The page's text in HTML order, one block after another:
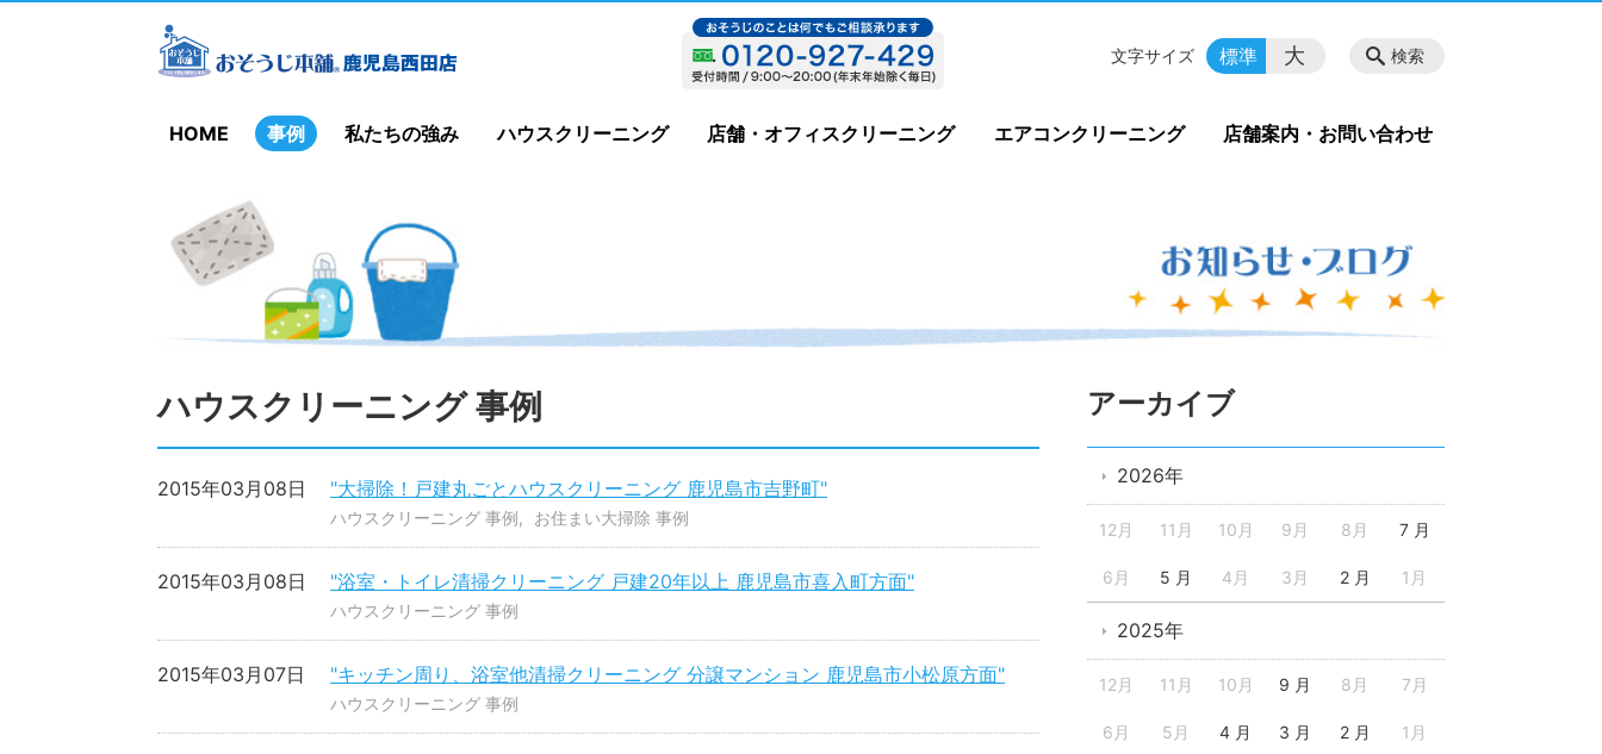
HOME 事例 私たちの強み ハウスクリーニング 店舗・オフィスクリーニング エアコンクリーニング 店舗案内・お問い合わせ
検索
文字サイズ 標準 大
ハウスクリーニング 事例
"大掃除！戸建丸ごとハウスクリーニング 鹿児島市吉野町"
2015年03月08日
ハウスクリーニング 事例 お住まい大掃除 事例
"浴室・トイレ清掃クリーニング 戸建20年以上 鹿児島市喜入町方面"
2015年03月08日
ハウスクリーニング 事例
"キッチン周り、浴室他清掃クリーニング 分譲マンション 鹿児島市小松原方面"
2015年03月07日
ハウスクリーニング 事例
アーカイブ
2026年
12月 11月 10月 9月 8月 7 月
6月 5 月 4月 3月 2 月 1月
2025年
12月 11月 10月 9 月 8月 7月
6月 5月 4 月 3 月 2 月 1月